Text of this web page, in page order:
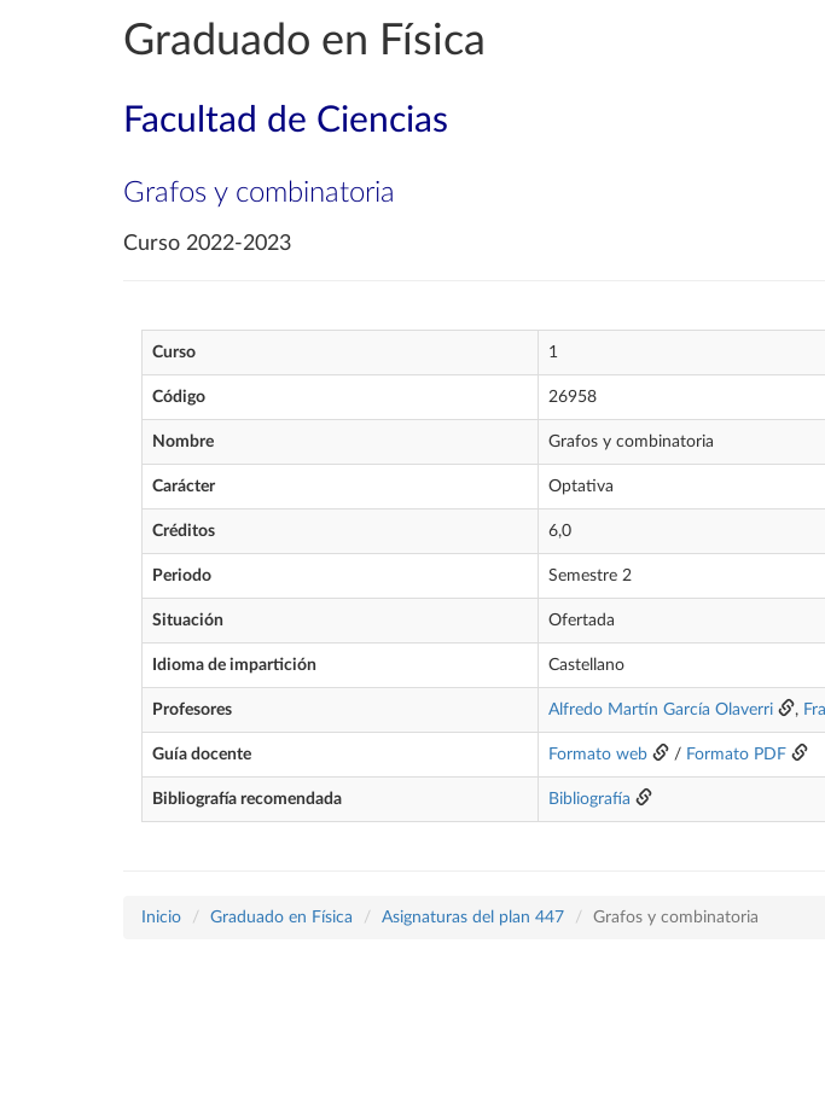
Graduado en Física
Facultad de Ciencias
Grafos y combinatoria
Curso 2022-2023
Curso 1
Código 26958
Nombre Grafos y combinatoria
Carácter Optativa
Créditos 6,0
Periodo Semestre 2
Situación Ofertada
Idioma de impartición Castellano
Profesores Alfredo Martín García Olaverri ,
Guía docente Formato web / Formato PDF
Bibliografía recomendada Bibliografía
Inicio Graduado en Física Asignaturas del plan 447 Grafos y combinatoria